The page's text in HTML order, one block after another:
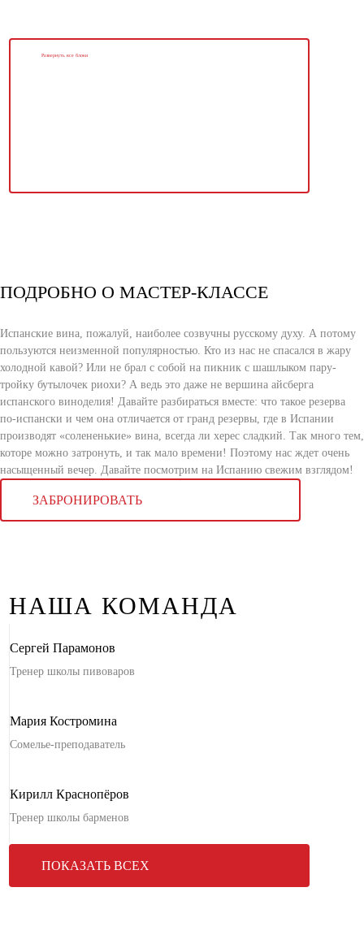
Развернуть все блоки
ПОДРОБНО О МАСТЕР-КЛАССЕ
Испанские вина, пожалуй, наиболее созвучны русскому духу. А потому
пользуются неизменной популярностью. Кто из нас не спасался в жару
холодной кавой? Или не брал с собой на пикник с шашлыком пару-
тройку бутылочек риохи? А ведь это даже не вершина айсберга
испанского виноделия! Давайте разбираться вместе: что такое резерва
по-испански и чем она отличается от гранд резервы, где в Испании
производят «солененькие» вина, всегда ли херес сладкий. Так много тем,
которе можно затронуть, и так мало времени! Поэтому нас ждет очень
насыщенный вечер. Давайте посмотрим на Испанию свежим взглядом!
ЗАБРОНИРОВАТЬ
НАША КОМАНДА
Сергей Парамонов
Тренер школы пивоваров
Мария Костромина
Сомелье-преподаватель
Кирилл Краснопёров
Тренер школы барменов
ПОКАЗАТЬ ВСЕХ